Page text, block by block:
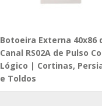
Botoeira Externa 40x86
Canal RS02A de Pulso
Lógico | Cortinas,
e Toldos